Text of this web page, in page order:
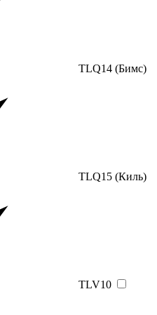
TLQ14 (Бимс)
TLQ15 (Киль)
TLV10